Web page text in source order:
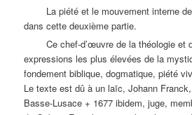
La piété et le mouvement interne de
dans cette deuxième partie.
Ce chef-d’œuvre de la théologie et
expressions les plus élevées de la
fondement biblique, dogmatique, piété
Le texte est dû à un laïc, Johann
Basse-Lusace + 1677 ibidem, juge,